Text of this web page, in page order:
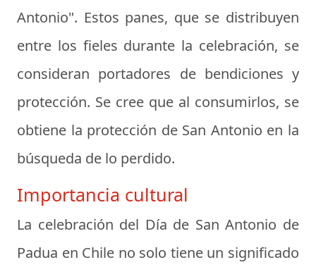
Antonio". Estos panes, que se distribuyen
entre los fieles durante la celebración, se
consideran portadores de bendiciones y
protección. Se cree que al consumirlos, se
obtiene la protección de San Antonio en la
búsqueda de lo perdido.
Importancia cultural
La celebración del Día de San Antonio de
Padua en Chile no solo tiene un significado